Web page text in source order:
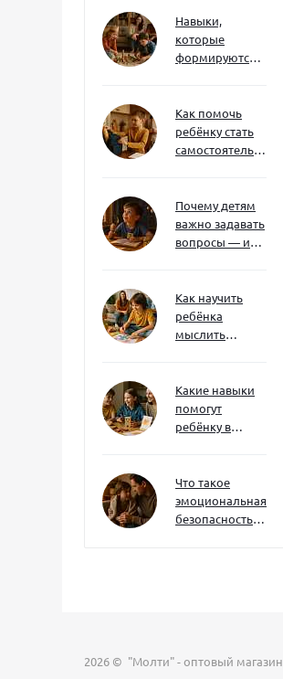
Навыки,
которые
формируются
ребёнка
успешным
Как помочь
ребёнку стать
самостоятельным
Почему детям
важно задавать
вопросы — и
Как научить
ребёнка
мыслить
сложностей
Какие навыки
помогут
ребёнку в
их уже сейчас
Что такое
эмоциональная
безопасность
2026 © "Молти" - оптовый магазин